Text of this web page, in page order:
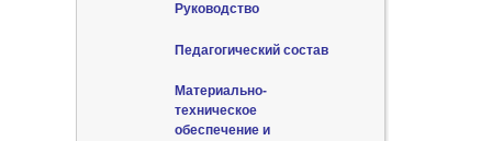
Руководство
Педагогический состав
Материально-
техническое
обеспечение и